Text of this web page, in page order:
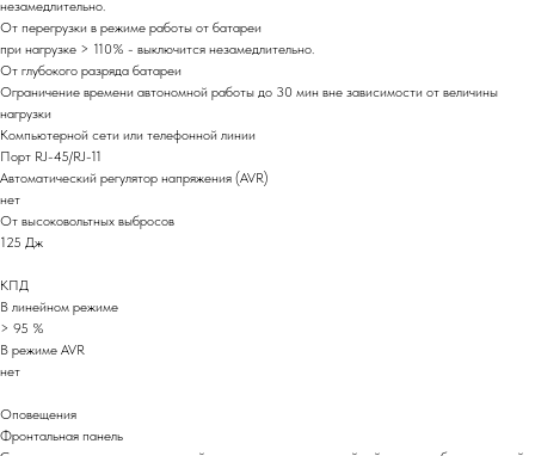
незамедлительно.
От перегрузки в режиме работы от батареи
при нагрузке > 110% - выключится незамедлительно.
От глубокого разряда батареи
Ограничение времени автономной работы до 30 мин вне зависимости от величины
нагрузки
Компьютерной сети или телефонной линии
Порт RJ-45/RJ-11
Автоматический регулятор напряжения (AVR)
нет
От высоковольтных выбросов
125 Дж
КПД
В линейном режиме
> 95 %
В режиме AVR
нет
Оповещения
Фронтальная панель